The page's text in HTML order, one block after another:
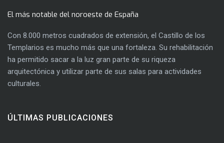
El más notable del noroeste de España
Con 8.000 metros cuadrados de extensión, el Castillo de los
Templarios es mucho más que una fortaleza. Su rehabilitación
ha permitido sacar a la luz gran parte de su riqueza
arquitectónica y utilizar parte de sus salas para actividades
culturales.
ÚLTIMAS PUBLICACIONES